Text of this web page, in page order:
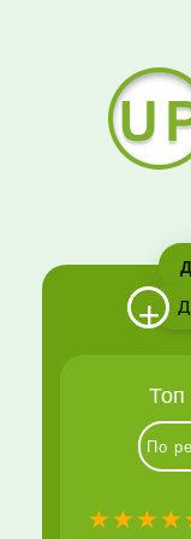
+
Топ
По
(*)(*) (*) (*)